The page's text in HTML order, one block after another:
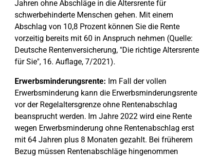
Jahren ohne Abschläge in die Altersrente für
schwerbehinderte Menschen gehen. Mit einem
Abschlag von 10,8 Prozent können Sie die Rente
vorzeitig bereits mit 60 in Anspruch nehmen (Quelle:
Deutsche Rentenversicherung, "Die richtige Altersrente
für Sie", 16. Auflage, 7/2021).
Erwerbsminderungsrente: Im Fall der vollen
Erwerbsminderung kann die Erwerbsminderungsrente
vor der Regelaltersgrenze ohne Rentenabschlag
beansprucht werden. Im Jahre 2022 wird eine Rente
wegen Erwerbsminderung ohne Rentenabschlag erst
mit 64 Jahren plus 8 Monaten gezahlt. Bei früherem
Bezug müssen Rentenabschläge hingenommen